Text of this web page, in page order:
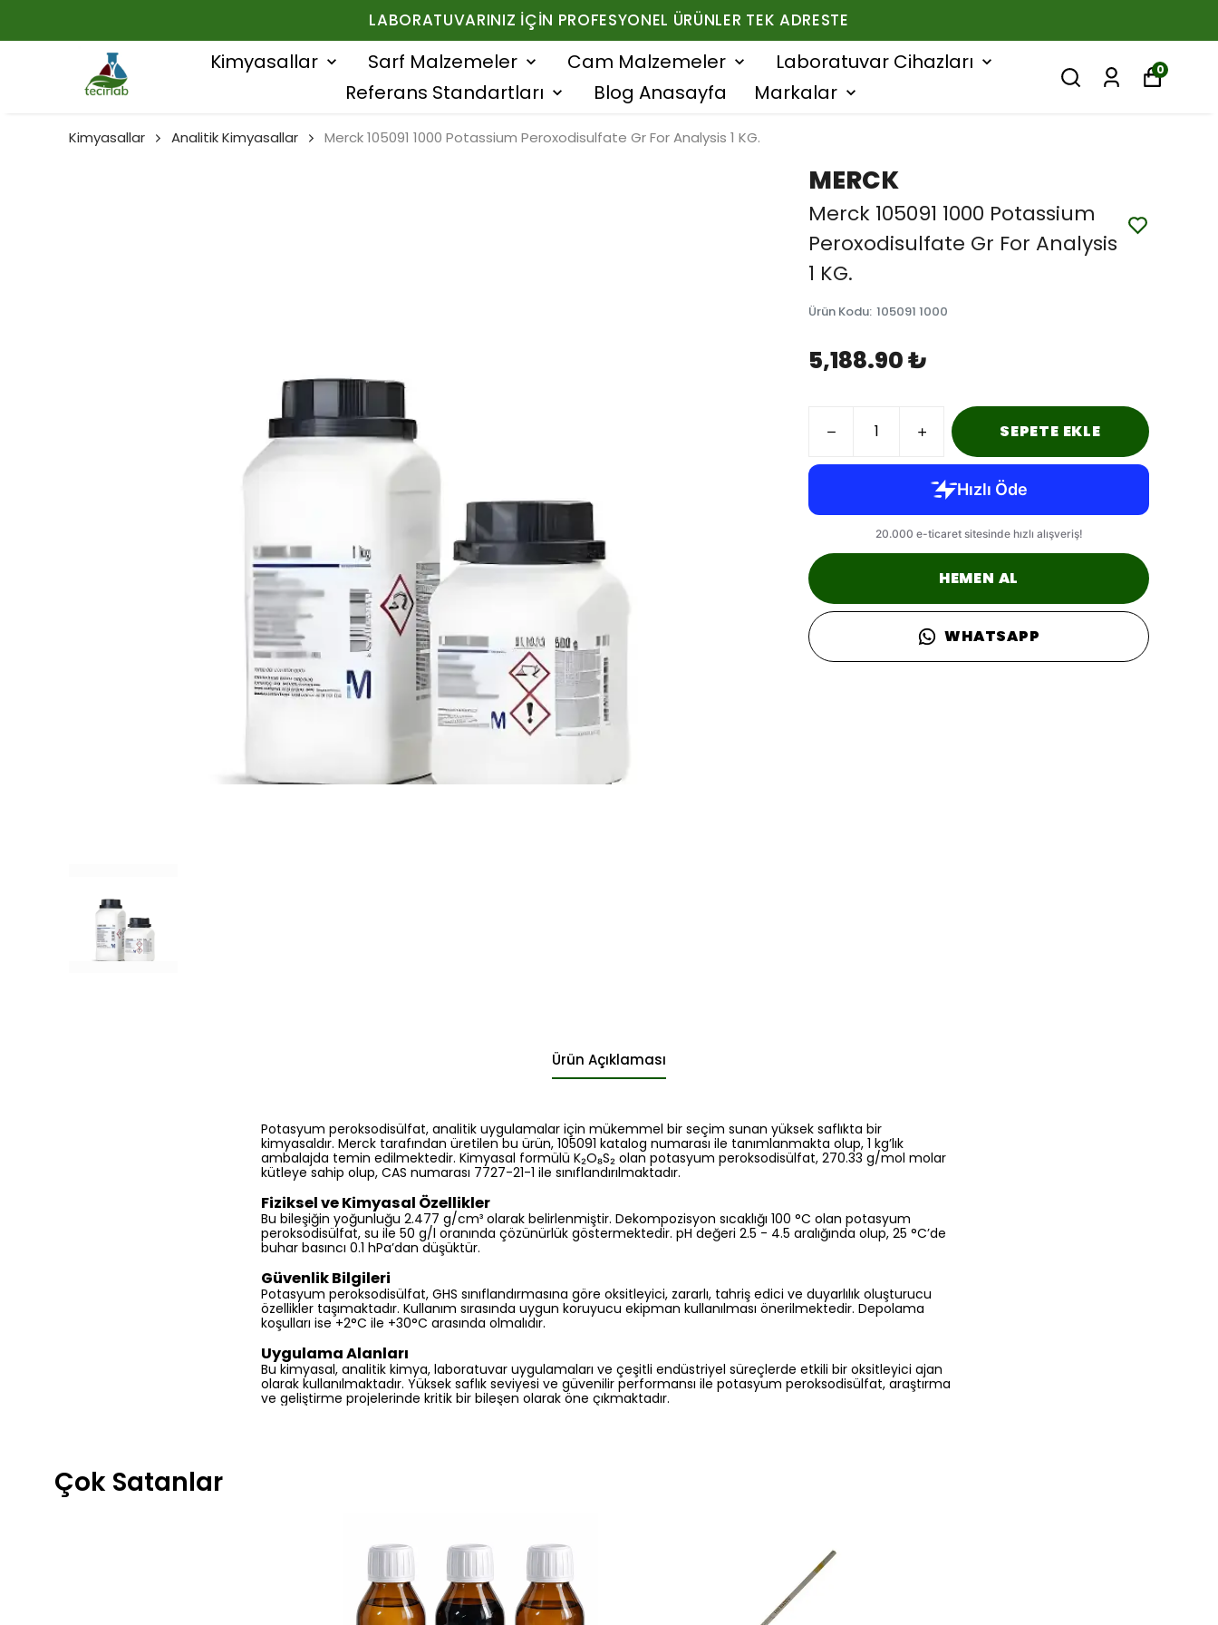
LABORATUVARINIZ İÇIN PROFESYONEL ÜRÜNLER TEK ADRESTE
Kimyasallar Sarf Malzemeler Cam Malzemeler
Laboratuvar Cihazları
Referans Standartları
Blog Anasayfa Markalar
0
Kimyasallar Analitik Kimyasallar Merck 105091 1000 Potassium Peroxodisulfate Gr For Analysis 1 KG.
MERCK
Merck 105091 1000 Potassium
Peroxodisulfate Gr For Analysis
1 KG.
Ürün Kodu: 105091 1000
5,188.90 ₺
SEPETE EKLE
HEMEN AL
WHATSAPP
Ürün Açıklaması
Potasyum peroksodisülfat, analitik uygulamalar için mükemmel bir seçim sunan yüksek saflıkta bir
kimyasaldır. Merck tarafından üretilen bu ürün, 105091 katalog numarası ile tanımlanmakta olup, 1 kg’lık
ambalajda temin edilmektedir. Kimyasal formülü K₂O₈S₂ olan potasyum peroksodisülfat, 270.33 g/mol molar
kütleye sahip olup, CAS numarası 7727-21-1 ile sınıflandırılmaktadır.
Fiziksel ve Kimyasal Özellikler
Bu bileşiğin yoğunluğu 2.477 g/cm³ olarak belirlenmiştir. Dekompozisyon sıcaklığı 100 °C olan potasyum
peroksodisülfat, su ile 50 g/l oranında çözünürlük göstermektedir. pH değeri 2.5 - 4.5 aralığında olup, 25 °C’de
buhar basıncı 0.1 hPa’dan düşüktür.
Güvenlik Bilgileri
Potasyum peroksodisülfat, GHS sınıflandırmasına göre oksitleyici, zararlı, tahriş edici ve duyarlılık oluşturucu
özellikler taşımaktadır. Kullanım sırasında uygun koruyucu ekipman kullanılması önerilmektedir. Depolama
koşulları ise +2°C ile +30°C arasında olmalıdır.
Uygulama Alanları
Bu kimyasal, analitik kimya, laboratuvar uygulamaları ve çeşitli endüstriyel süreçlerde etkili bir oksitleyici ajan
olarak kullanılmaktadır. Yüksek saflık seviyesi ve güvenilir performansı ile potasyum peroksodisülfat, araştırma
ve geliştirme projelerinde kritik bir bileşen olarak öne çıkmaktadır.
Çok Satanlar